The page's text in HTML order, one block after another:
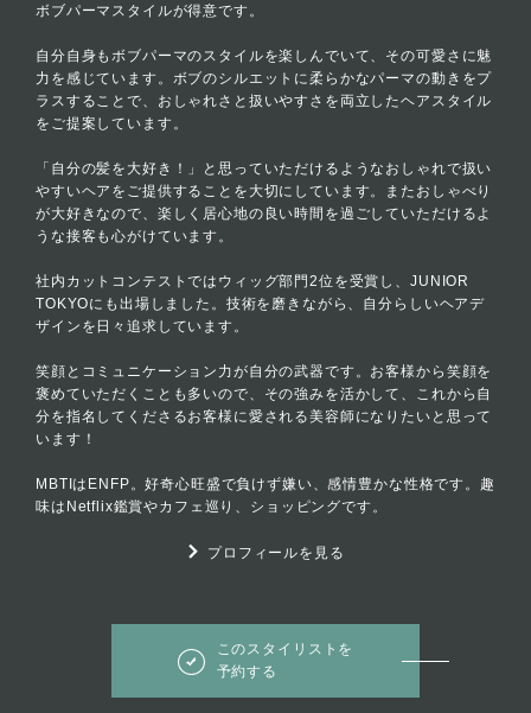
ボブパーマスタイルが得意です。
自分自身もボブパーマのスタイルを楽しんでいて、その可愛さに魅
力を感じています。ボブのシルエットに柔らかなパーマの動きをプ
ラスすることで、おしゃれさと扱いやすさを両立したヘアスタイル
をご提案しています。
「自分の髪を大好き！」と思っていただけるようなおしゃれで扱い
やすいヘアをご提供することを大切にしています。またおしゃべり
が大好きなので、楽しく居心地の良い時間を過ごしていただけるよ
うな接客も心がけています。
社内カットコンテストではウィッグ部門2位を受賞し、JUNIOR
TOKYOにも出場しました。技術を磨きながら、自分らしいヘアデ
ザインを日々追求しています。
笑顔とコミュニケーション力が自分の武器です。お客様から笑顔を
褒めていただくことも多いので、その強みを活かして、これから自
分を指名してくださるお客様に愛される美容師になりたいと思って
います！
MBTIはENFP。好奇心旺盛で負けず嫌い、感情豊かな性格です。趣
味はNetflix鑑賞やカフェ巡り、ショッピングです。
プロフィールを見る
このスタイリストを
予約する